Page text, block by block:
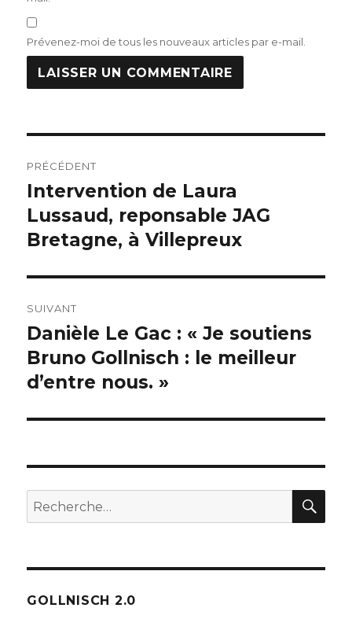
Prévenez-moi de tous les nouveaux articles par e-mail.
de
l’article
PRÉCÉDENT
Publication
précédente :
Intervention de Laura
Lussaud, reponsable JAG
Bretagne, à Villepreux
SUIVANT
Publication
suivante :
Danièle Le Gac : « Je soutiens
Bruno Gollnisch : le meilleur
d’entre nous. »
Recherche
pour :
GOLLNISCH 2.0